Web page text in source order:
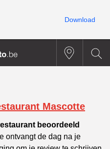
Mascotte
beoordeeld
ontvangt de dag na je
Download